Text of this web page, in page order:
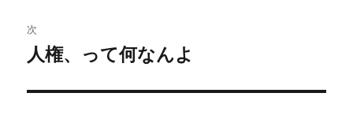
ビ
ゲ
ー
稿:
次
次
投
人権、って何なんよ